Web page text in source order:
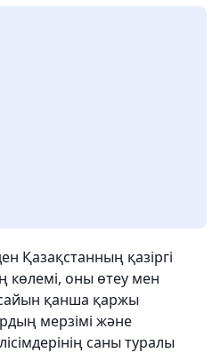
Қазақстанның қазіргі
көлемі, оны өтеу мен
қанша қаржы
мерзімі және
саны туралы